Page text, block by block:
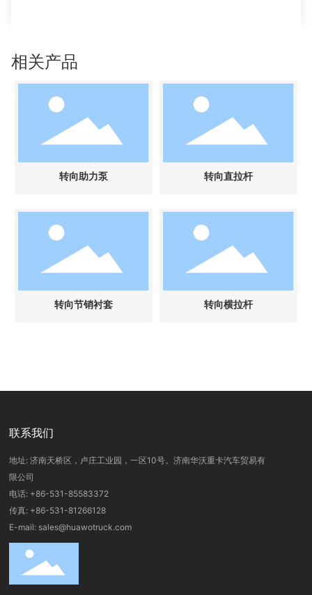
相关产品
转向助力泵 转向直拉杆
转向节销衬套 转向横拉杆
联系我们
地址: 济南天桥区，卢庄工业园，一区10号。济南华沃重卡汽车贸易有
限公司
电话: +86-531-85583372
传真: +86-531-81266128
E-mail: sales@huawotruck.com